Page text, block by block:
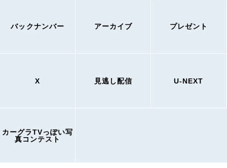
バックナンバー アーカイブ プレゼント
X 見逃し配信 U-NEXT
カーグラTVっぽい写
真コンテスト